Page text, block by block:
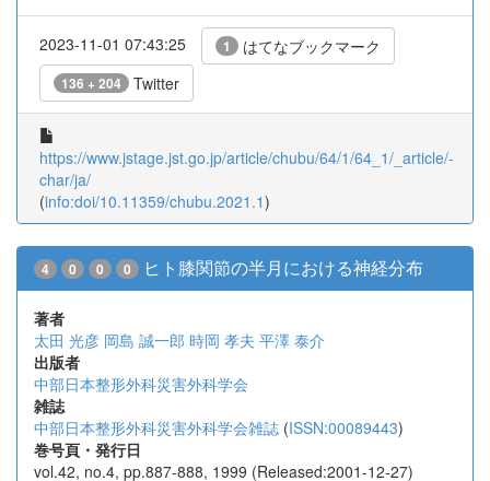
2023-11-01 07:43:25 1 はてなブックマーク
136 + 204 Twitter
https://www.jstage.jst.go.jp/article/chubu/64/1/64_1/_article/-
char/ja/
(info:doi/10.11359/chubu.2021.1)
4 0 0 0 ヒト膝関節の半月における神経分布
著者
太田 光彦 岡島 誠一郎 時岡 孝夫 平澤 泰介
出版者
中部日本整形外科災害外科学会
雑誌
中部日本整形外科災害外科学会雑誌 (ISSN:00089443)
巻号頁・発行日
vol.42, no.4, pp.887-888, 1999 (Released:2001-12-27)